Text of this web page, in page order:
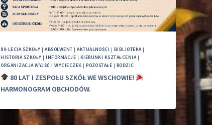
80-LECIA SZKOŁY |ABSOLWENT |AKTUALNOŚCI | BIBLIOTEKA|
HISTORIA SZKOŁY |INFORMACJE | KIERUNKI KSZTAŁCENIA|
ORGANIZACJA WYJŚĆ I WYCIECZEK |POZOSTAŁE | RODZIC
80 LAT I ZESPOŁU SZKÓŁ WE WSCHOWIE!
HARMONOGRAM OBCHODÓW.